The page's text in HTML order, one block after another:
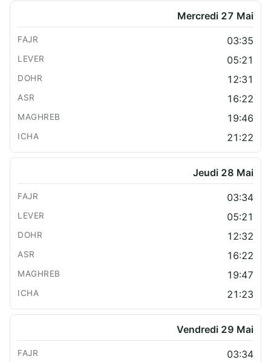
Mercredi 27 Mai
03:35
05:21
12:31
16:22
19:46
21:22
Jeudi 28 Mai
03:34
05:21
12:32
16:22
19:47
21:23
Vendredi 29 Mai
03:34